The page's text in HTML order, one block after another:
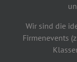
Wir sind die
Firmenevents